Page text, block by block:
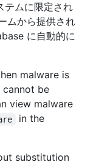
テムに限定され
ムから提供され
に自動的に
malware is
be
view malware
in the
substitution